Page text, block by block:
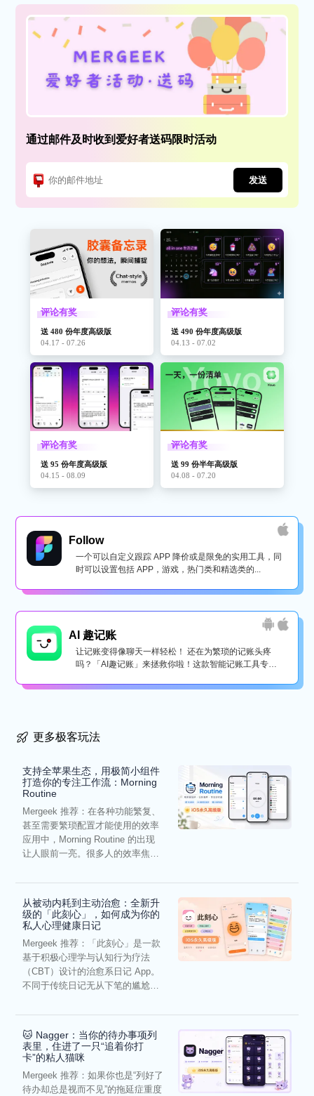
通过邮件及时收到爱好者送码限时活动
发送
评论有奖
送 480 份年度高级版
04.17 - 07.26
评论有奖
送 490 份年度高级版
04.13 - 07.02
评论有奖
送 95 份年度高级版
04.15 - 08.09
评论有奖
送 99 份半年高级版
04.08 - 07.20
Follow
一个可以自定义跟踪 APP 降价或是限免的实用工具，同
时可以设置包括 APP，游戏，热门类和精选类的...
AI 趣记账
让记账变得像聊天一样轻松！ 还在为繁琐的记账头疼
吗？「AI趣记账」来拯救你啦！这款智能记账工具专为
更多极客玩法
支持全苹果生态，用极简小组件
打造你的专注工作流：Morning
Routine
Mergeek 推荐：在各种功能繁复、
甚至需要繁琐配置才能使用的效率
应用中，Morning Routine 的出现
让人眼前一亮。很多人的效率焦
从被动内耗到主动治愈：全新升
级的「此刻心」，如何成为你的
私人心理健康日记
Mergeek 推荐：「此刻心」是一款
基于积极心理学与认知行为疗法
（CBT）设计的治愈系日记 App。
不同于传统日记无从下笔的尴尬，
🐱 Nagger：当你的待办事项列
表里，住进了一只“追着你打
卡”的粘人猫咪
Mergeek 推荐：如果你也是“列好了
待办却总是视而不见”的拖延症重度